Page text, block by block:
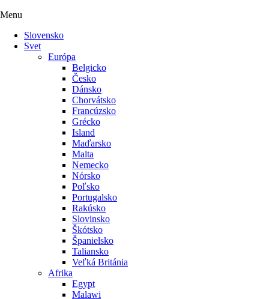
Menu
Slovensko
Svet
Európa
Belgicko
Česko
Dánsko
Chorvátsko
Francúzsko
Grécko
Island
Maďarsko
Malta
Nemecko
Nórsko
Poľsko
Portugalsko
Rakúsko
Slovinsko
Škótsko
Španielsko
Taliansko
Veľká Británia
Afrika
Egypt
Malawi